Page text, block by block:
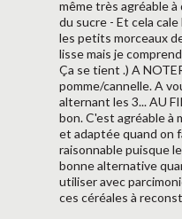
même très agréable
du sucre - Et cela
les petits morceaux
lisse mais je
Ça se tient .) A
pomme/cannelle. A
alternant les 3... AU
bon. C'est agréable à
et adaptée quand on
raisonnable puisque
bonne alternative
utiliser avec
ces céréales à